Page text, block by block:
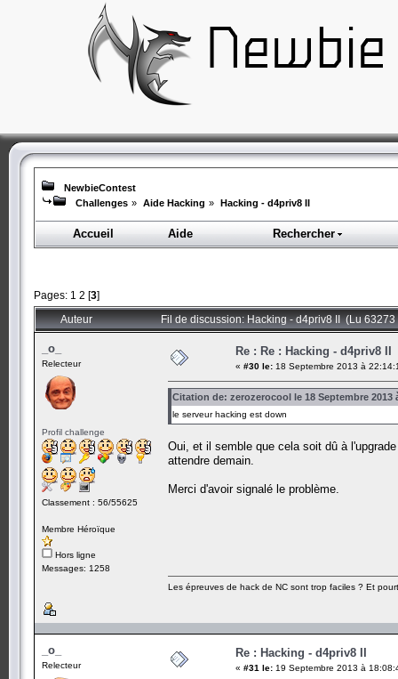
NewbieContest
Challenges » Aide Hacking » Hacking - d4priv8 II
Accueil Aide Rechercher
Pages: 1 2 [3]
Auteur Fil de discussion: Hacking - d4priv8 II (Lu 63273
_o_
Relecteur
Profil challenge
Classement : 56/55625
Membre Héroïque
Hors ligne
Messages: 1258
Re : Re : Hacking - d4priv8 II
« #30 le: 18 Septembre 2013 à
Citation de: zerozerocool le 18 Septembre 2013
le serveur hacking est down
Oui, et il semble que cela soit dû à
attendre demain.
Merci d'avoir signalé le problème.
Les épreuves de hack de NC sont trop faciles ? Et
_o_
Relecteur
Re : Hacking - d4priv8 II
« #31 le: 19 Septembre 2013 à